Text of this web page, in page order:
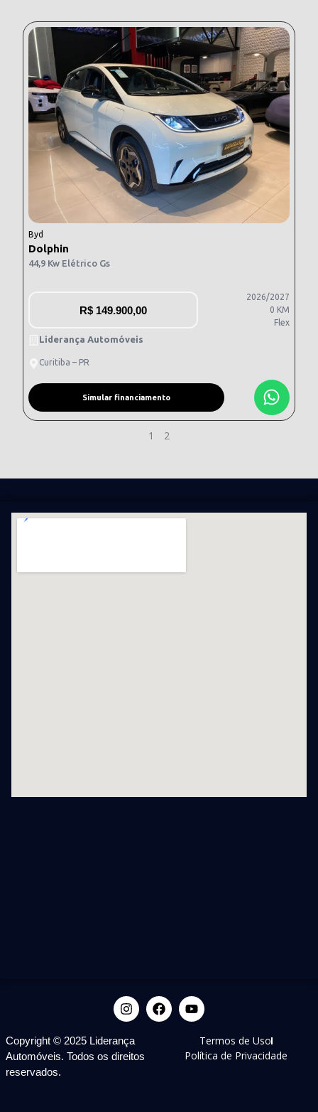
Byd
Dolphin
44,9 Kw Elétrico Gs
R$ 149.900,00
2026/2027
0 KM
Flex
Liderança Automóveis
Curitiba – PR
Simular financiamento
1 2
Copyright © 2025 Liderança
Automóveis. Todos os direitos
reservados.
Termos de Uso
Política de Privacidade